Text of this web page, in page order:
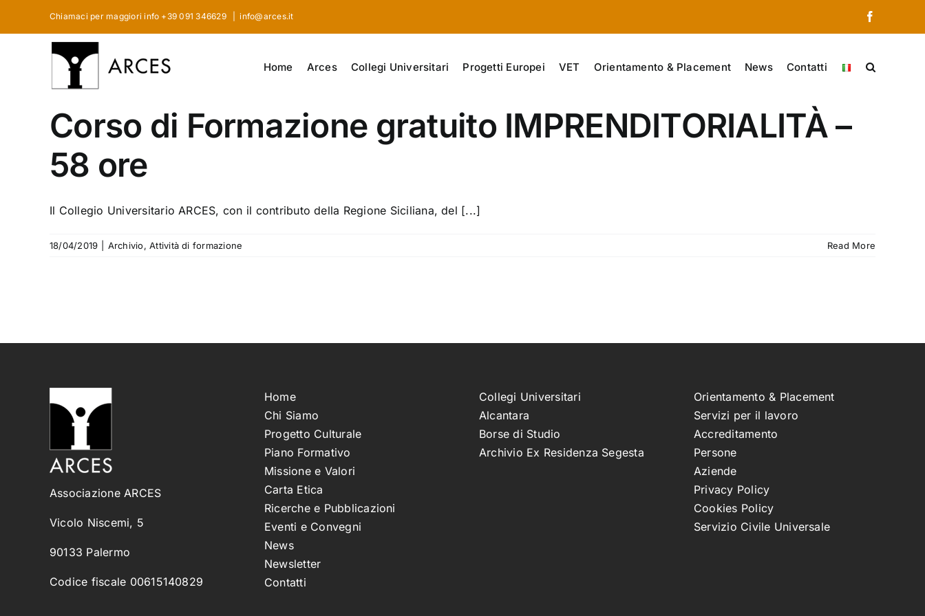
Chiamaci per maggiori info +39 091 346629 info@arces.it
Home Arces Collegi Universitari Progetti Europei VET Orientamento & Placement News Contatti
Corso di Formazione gratuito IMPRENDITORIALITÀ –
58 ore
Il Collegio Universitario ARCES, con il contributo della Regione Siciliana, del [...]
18/04/2019 Archivio,Attività di formazione Read More
Associazione ARCES
Vicolo Niscemi, 5
90133 Palermo
Codice fiscale 00615140829
Home
Chi Siamo
Progetto Culturale
Piano Formativo
Missione e Valori
Carta Etica
Ricerche e Pubblicazioni
Eventi e Convegni
News
Newsletter
Contatti
Collegi Universitari
Alcantara
Borse di Studio
Archivio Ex Residenza Segesta
Orientamento & Placement
Servizi per il lavoro
Accreditamento
Persone
Aziende
Privacy Policy
Cookies Policy
Servizio Civile Universale